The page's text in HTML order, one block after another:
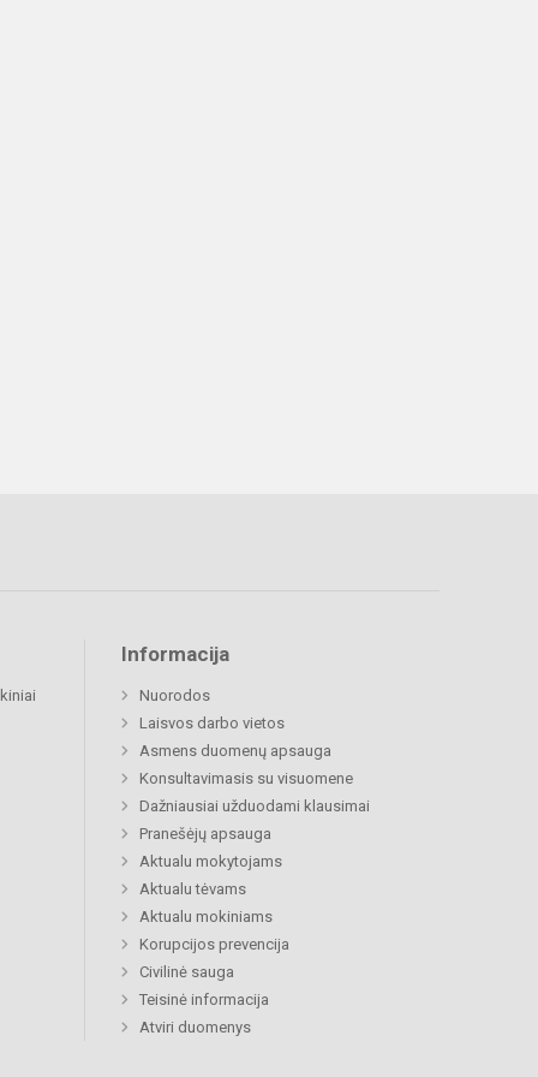
Informacija
Nuorodos
Laisvos darbo vietos
Asmens duomenų apsauga
Konsultavimasis su visuomene
Dažniausiai užduodami klausimai
Pranešėjų apsauga
Aktualu mokytojams
Aktualu tėvams
Aktualu mokiniams
Korupcijos prevencija
Civilinė sauga
Teisinė informacija
Atviri duomenys